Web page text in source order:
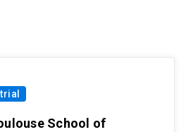
School of